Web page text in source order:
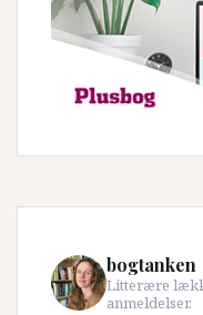
bogtanken
Litterære
anmeldelser.